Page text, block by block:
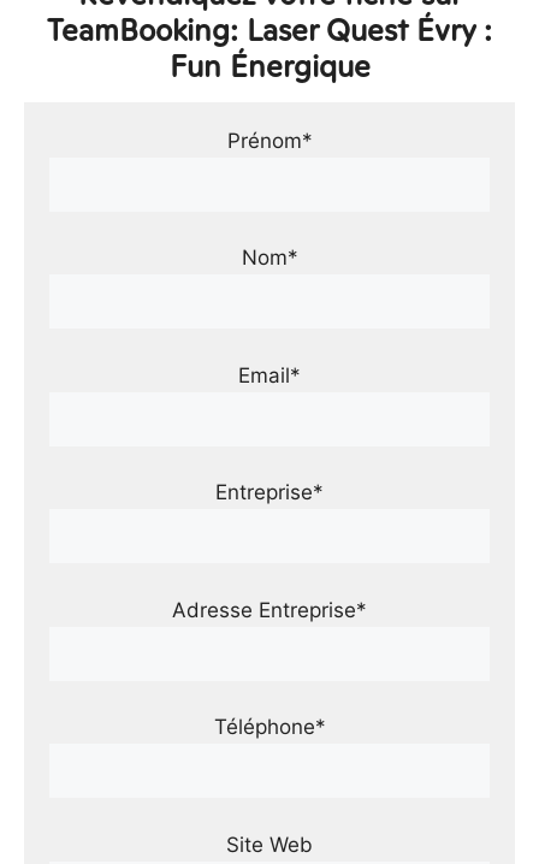
TeamBooking: Laser Quest Évry :
Fun Énergique
Prénom*
Nom*
Email*
Entreprise*
Adresse Entreprise*
Téléphone*
Site Web